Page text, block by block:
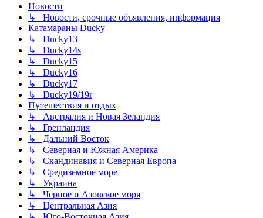
Новости
↳ Новости, срочные объявления, информация
Катамараны Ducky
↳ Ducky13
↳ Ducky14s
↳ Ducky15
↳ Ducky16
↳ Ducky17
↳ Ducky19/19r
Путешествия и отдых
↳ Австралия и Новая Зеландия
↳ Гренландия
↳ Дальний Восток
↳ Северная и Южная Америка
↳ Скандинавия и Северная Европа
↳ Средиземное море
↳ Украина
↳ Чёрное и Азовское моря
↳ Центральная Азия